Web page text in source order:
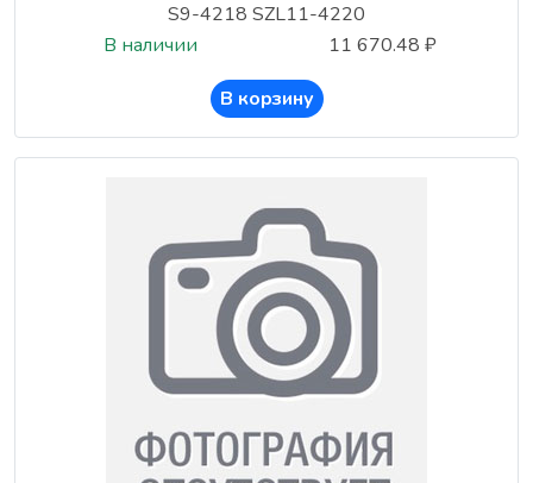
S9-4218 SZL11-4220
В наличии
11 670.48 ₽
В корзину